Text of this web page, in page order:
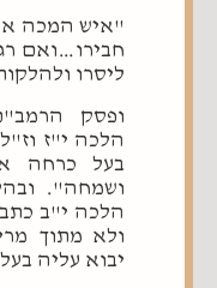
"איש המכה
חבירו…ואם
ליסרו
ופסק
הלכה י"ז
בעל כרחה
ושמחה".
הלכה י"ב
ולא מתוך
יבוא עליה